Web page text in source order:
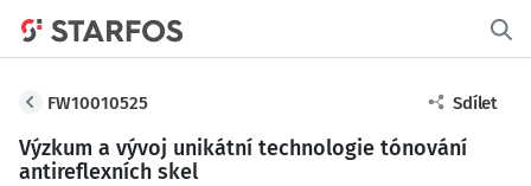
FW10010525 Sdílet
Výzkum a vývoj unikátní technologie tónování
antireflexních skel